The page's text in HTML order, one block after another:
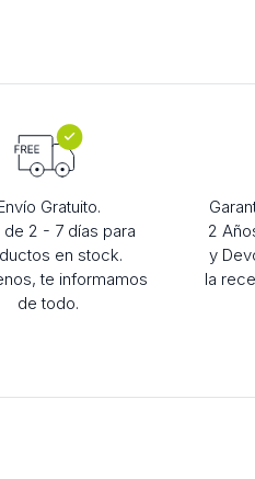
Gratuito.
de 2 - 7 días para
en stock.
te informamos
de todo.
2
y
la